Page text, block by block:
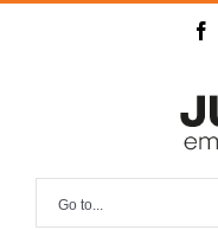
Go to...